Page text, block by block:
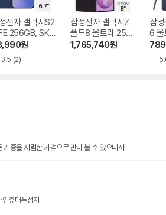
전자 갤럭시S2
256GB, SKT
변경 완납
원
3.5 (2)
삼성전자 갤럭시Z
폴드8 울트라 256
GB, SKT 기기변경
1,765,740원
삼
6 울
SKT
종을 저렴한 가격으로 만나 볼 수 있으니까!
휴대폰성지